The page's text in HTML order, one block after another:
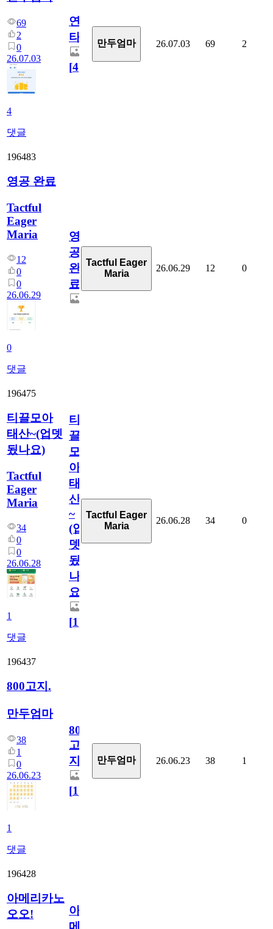
69
2
0
26.07.03
4
댓글
연
타
[4]
만두엄마 26.07.03 69 2
196483
영공 완료
Tactful
Eager
Maria
12
0
0
26.06.29
0
댓글
영
공
완
료
Tactful Eager
Maria
26.06.29 12 0
196475
티끌모아
태산~(업뎃
됬나요)
Tactful
Eager
Maria
34
0
0
26.06.28
1
댓글
티
끌
모
아
태
산
~
(업
뎃
됬
나
요)
[1]
Tactful Eager
Maria
26.06.28 34 0
196437
800고지.
만두엄마
38
1
0
26.06.23
1
댓글
800
고
지.
[1]
만두엄마 26.06.23 38 1
196428
아메리카노
오오!
아
메